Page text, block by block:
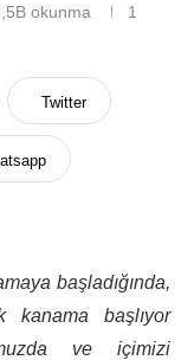
okunma
1
Twitter
başladığında,
kanama başlıyor
ve içimizi